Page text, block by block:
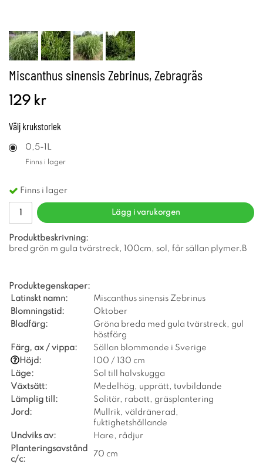
Miscanthus sinensis Zebrinus, Zebragräs
129 kr
Välj krukstorlek
0,5-1L
Finns i lager
Finns i lager
Lägg i varukorgen
Produktbeskrivning:
bred grön m gula tvärstreck, 100cm, sol, får sällan plymer.B
Produktegenskaper:
Latinskt namn:
Miscanthus sinensis Zebrinus
Blomningstid:
Oktober
Bladfärg:
Gröna breda med gula tvärstreck, gul
höstfärg
Färg, ax / vippa:
Sällan blommande i Sverige
Höjd:
100 / 130 cm
Läge:
Sol till halvskugga
Växtsätt:
Medelhög, upprätt, tuvbildande
Lämplig till:
Solitär, rabatt, gräsplantering
Jord:
Mullrik, väldränerad,
fuktighetshållande
Undviks av:
Hare, rådjur
Planteringsavstånd
c/c:
70 cm